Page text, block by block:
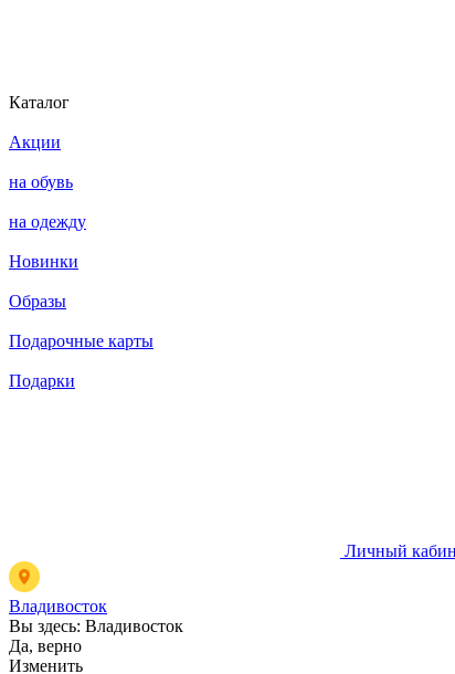
Каталог
Акции
на обувь
на одежду
Новинки
Образы
Подарочные карты
Подарки
Личный
Владивосток
Вы здесь: Владивосток
Да, верно
Изменить